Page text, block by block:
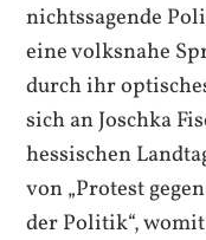
nichtssagende
eine volksnahe
durch ihr
sich an Joschka
hessischen
von „Protest
der Politik“,